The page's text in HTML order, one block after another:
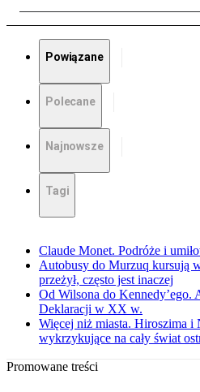
Powiązane
Polecane
Najnowsze
Tagi
Claude Monet. Podróże i
Autobusy do Murzuq kursują
przeżył, często jest inaczej
Od Wilsona do Kennedy’ego.
Deklaracji w XX w.
Więcej niż miasta. Hiroszima i
wykrzykujące na cały świat
Promowane treści